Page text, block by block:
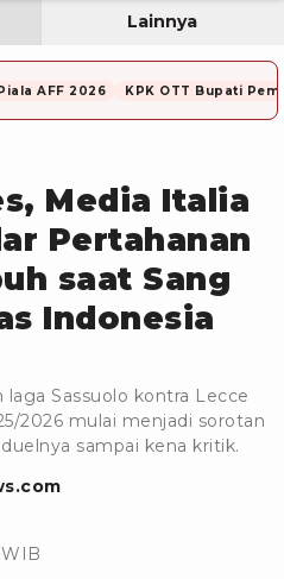
Lainnya
AFF 2026 KPK OTT Bupati
Media Italia
Pertahanan
saat Sang
Indonesia
Sassuolo kontra Lecce
2026 mulai menjadi sorotan
sampai kena kritik.